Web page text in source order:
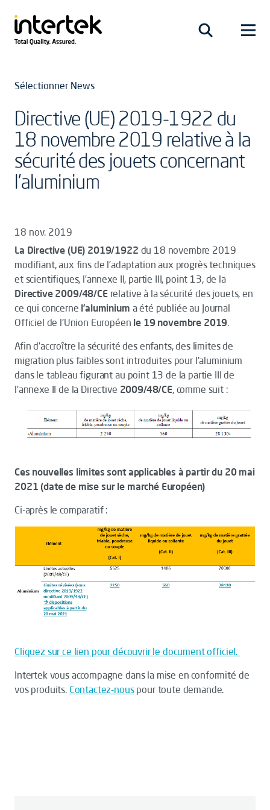
Sélectionner News
Directive (UE) 2019-1922 du
18 novembre 2019 relative à la
sécurité des jouets concernant
l’aluminium
18 nov. 2019
La Directive (UE) 2019/1922 du 18 novembre 2019
modifiant, aux fins de l’adaptation aux progrès techniques
et scientifiques, l’annexe II, partie III, point 13, de la
Directive 2009/48/CErelative à la sécurité des jouets, en
ce qui concerne l’aluminium a été publiée au Journal
Officiel de l'Union Européen le 19 novembre 2019.
Afin d'accroître la sécurité des enfants, des limites de
migration plus faibles sont introduites pour l'aluminium
dans le tableau figurant au point 13 de la partie III de
l'annexe II de la Directive 2009/48/CE, comme suit :
Ces nouvelles limites sont applicables à partir du 20 mai
2021 (date de mise sur le marché Européen)
Ci-après le comparatif :
Cliquez sur ce lien pour découvrir le document officiel.
Intertek vous accompagne dans la mise en conformité de
vos produits. Contactez-nouspour toute demande.